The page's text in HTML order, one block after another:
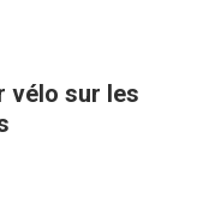
vélo sur les